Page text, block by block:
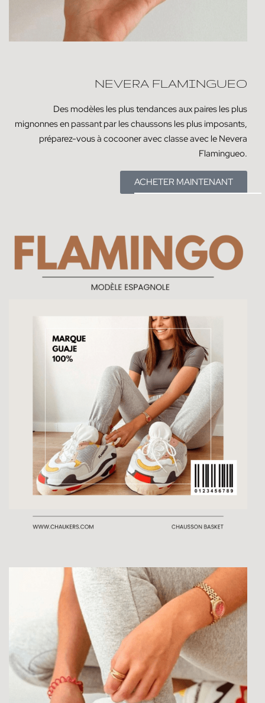
NEVERA FLAMINGUEO
Des modèles les plus tendances aux paires les plus
mignonnes en passant par les chaussons les plus imposants,
préparez-vous à cocooner avec classe avec le Nevera
Flamingueo.
ACHETER MAINTENANT